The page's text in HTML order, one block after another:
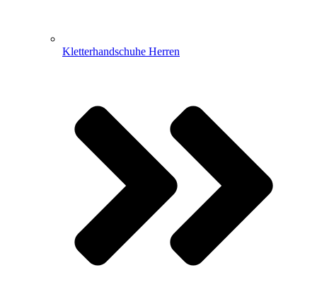
Kletterhandschuhe Herren